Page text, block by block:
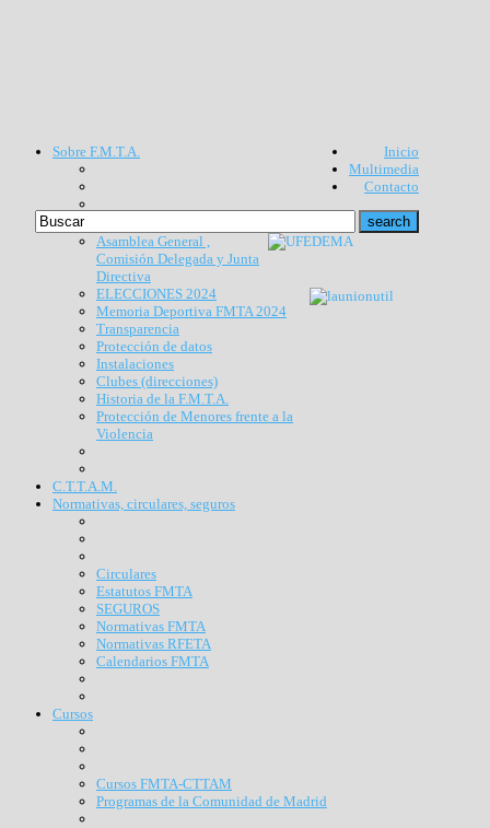
Inicio
Multimedia
Contacto
Sobre F.M.T.A.
Asamblea General ,
Comisión Delegada y Junta
Directiva
ELECCIONES 2024
Memoria Deportiva FMTA 2024
Transparencia
Protección de datos
Instalaciones
Clubes (direcciones)
Historia de la F.M.T.A.
Protección de Menores frente a la
Violencia
C.T.T.A.M.
Normativas, circulares, seguros
Circulares
Estatutos FMTA
SEGUROS
Normativas FMTA
Normativas RFETA
Calendarios FMTA
Cursos
Cursos FMTA-CTTAM
Programas de la Comunidad de Madrid